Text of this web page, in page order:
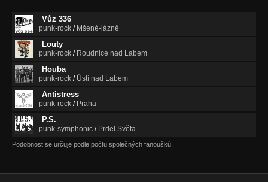
Vůz 336
punk-rock / Mšené-lázně
Louty
punk-rock / Roudnice nad Labem
Houba
punk-rock / Ústí nad Labem
Antistress
punk-rock / Praha
P.S.
punk-symphonic / Prdel Světa
Podobnost se určuje podle počtu společných fanoušků.